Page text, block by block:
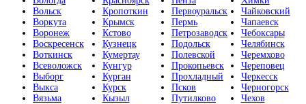
Вольск
Воркута
Воронеж
Воскресенск
Воткинск
Всеволожск
Выборг
Выкса
Вязьма
Кропоткин
Крымск
Кстово
Кузнецк
Кумертау
Кунгур
Курган
Курск
Кызыл
Первоуральск
Пермь
Петрозаводск
Подольск
Полевской
Прокопьевск
Прохладный
Псков
Путилково
Чайковский
Чапаевск
Чебоксары
Челябинск
Черемхово
Череповец
Черкесск
Черногорск
Чехов